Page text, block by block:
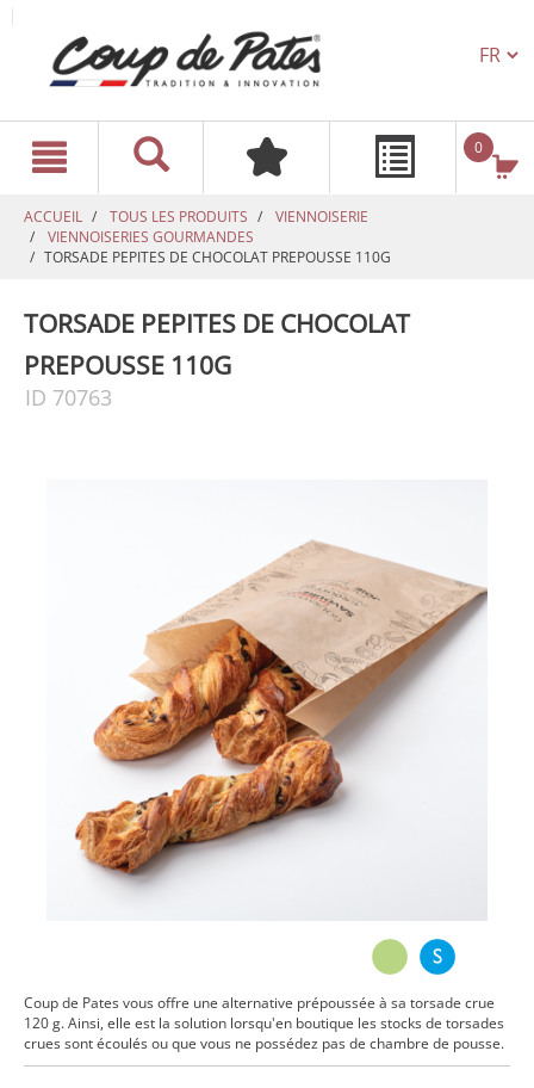
0
ACCUEIL TOUS LES PRODUITS
VIENNOISERIE
VIENNOISERIES GOURMANDES
TORSADE PEPITES DE CHOCOLAT PREPOUSSE 110G
TORSADE PEPITES DE CHOCOLAT
PREPOUSSE 110G
ID 70763
Coup de Pates vous offre une alternative prépoussée à sa torsade crue
120 g. Ainsi, elle est la solution lorsqu'en boutique les stocks de torsades
crues sont écoulés ou que vous ne possédez pas de chambre de pousse.